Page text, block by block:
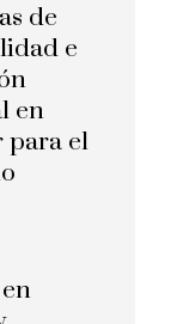
de
e
en
para el